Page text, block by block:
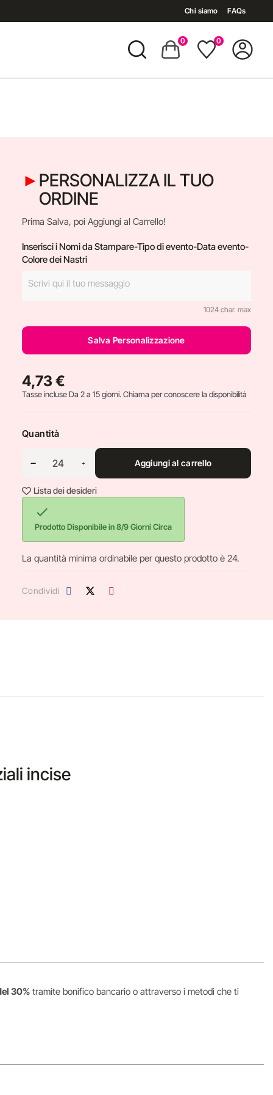
Chi siamo FAQs
0 0
PERSONALIZZA IL TUO
ORDINE
Prima Salva, poi Aggiungi al Carrello!
Inserisci i Nomi da Stampare-Tipo di evento-Data evento-
Colore dei Nastri
1024 char. max
Salva Personalizzazione
4,73 €
Tasse incluseDa 2 a 15 giorni. Chiama per conoscere la disponibilità
Quantità
Aggiungi al carrello
Lista dei desideri

Prodotto Disponibile in 8/9 Giorni Circa
La quantità minima ordinabile per questo prodotto è 24.
Condividi
incise
30% tramite bonifico bancario o attraverso i metodi che ti